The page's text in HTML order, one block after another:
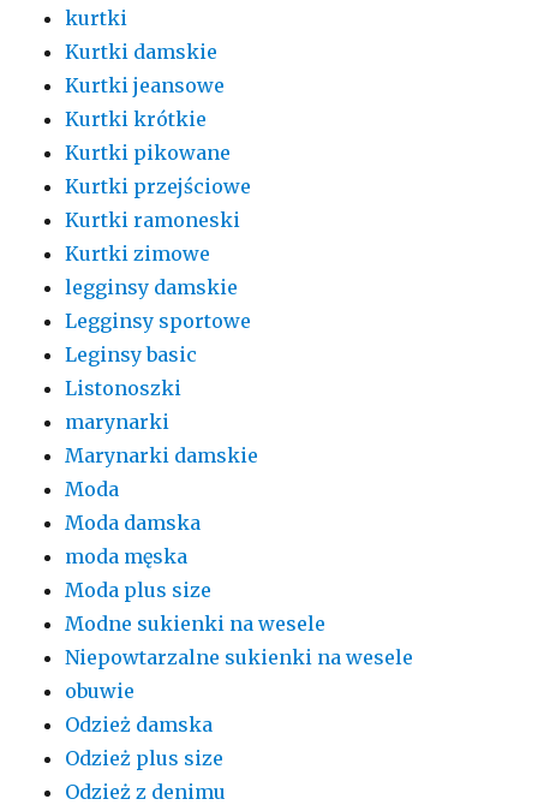
kurtki
Kurtki damskie
Kurtki jeansowe
Kurtki krótkie
Kurtki pikowane
Kurtki przejściowe
Kurtki ramoneski
Kurtki zimowe
legginsy damskie
Legginsy sportowe
Leginsy basic
Listonoszki
marynarki
Marynarki damskie
Moda
Moda damska
moda męska
Moda plus size
Modne sukienki na wesele
Niepowtarzalne sukienki na wesele
obuwie
Odzież damska
Odzież plus size
Odzież z denimu